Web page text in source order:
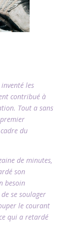
les
contribué à
Tout a sans
du
de minutes,
son
besoin
se soulager
le courant
qui a retardé